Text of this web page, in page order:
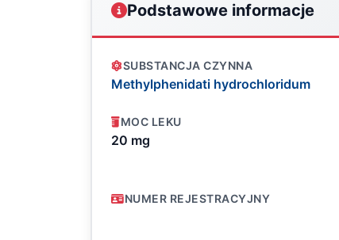
Podstawowe informacje
SUBSTANCJA CZYNNA
Methylphenidati hydrochloridum
MOC LEKU
20 mg
NUMER REJESTRACYJNY